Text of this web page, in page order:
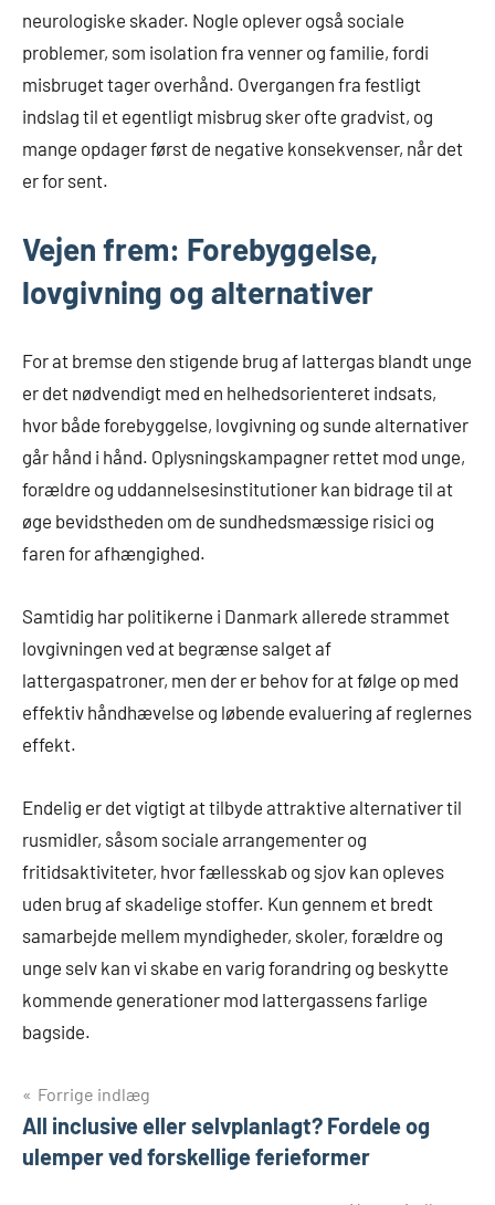
neurologiske skader. Nogle oplever også sociale
problemer, som isolation fra venner og familie, fordi
misbruget tager overhånd. Overgangen fra festligt
indslag til et egentligt misbrug sker ofte gradvist, og
mange opdager først de negative konsekvenser, når det
er for sent.
Vejen frem: Forebyggelse,
lovgivning og alternativer
For at bremse den stigende brug af lattergas blandt unge
er det nødvendigt med en helhedsorienteret indsats,
hvor både forebyggelse, lovgivning og sunde alternativer
går hånd i hånd. Oplysningskampagner rettet mod unge,
forældre og uddannelsesinstitutioner kan bidrage til at
øge bevidstheden om de sundhedsmæssige risici og
faren for afhængighed.
Samtidig har politikerne i Danmark allerede strammet
lovgivningen ved at begrænse salget af
lattergaspatroner, men der er behov for at følge op med
effektiv håndhævelse og løbende evaluering af reglernes
effekt.
Endelig er det vigtigt at tilbyde attraktive alternativer til
rusmidler, såsom sociale arrangementer og
fritidsaktiviteter, hvor fællesskab og sjov kan opleves
uden brug af skadelige stoffer. Kun gennem et bredt
samarbejde mellem myndigheder, skoler, forældre og
unge selv kan vi skabe en varig forandring og beskytte
kommende generationer mod lattergassens farlige
bagside.
Indlægsnavigation
Forrige indlæg
All inclusive eller selvplanlagt? Fordele og
ulemper ved forskellige ferieformer